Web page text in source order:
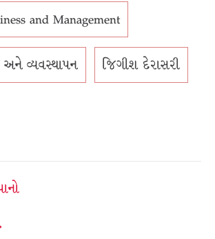
and Management
અને વ્યવસ્થાપન જિગીશ દેરાસરી